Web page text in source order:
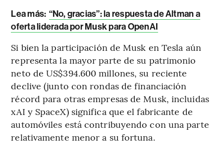
Lea más: “No, gracias”: la respuesta de Altman a
oferta liderada por Musk para OpenAI
Si bien la participación de Musk en Tesla aún
representa la mayor parte de su patrimonio
neto de US$394.600 millones, su reciente
declive (junto con rondas de financiación
récord para otras empresas de Musk, incluidas
xAI y SpaceX) significa que el fabricante de
automóviles está contribuyendo con una parte
relativamente menor a su fortuna.